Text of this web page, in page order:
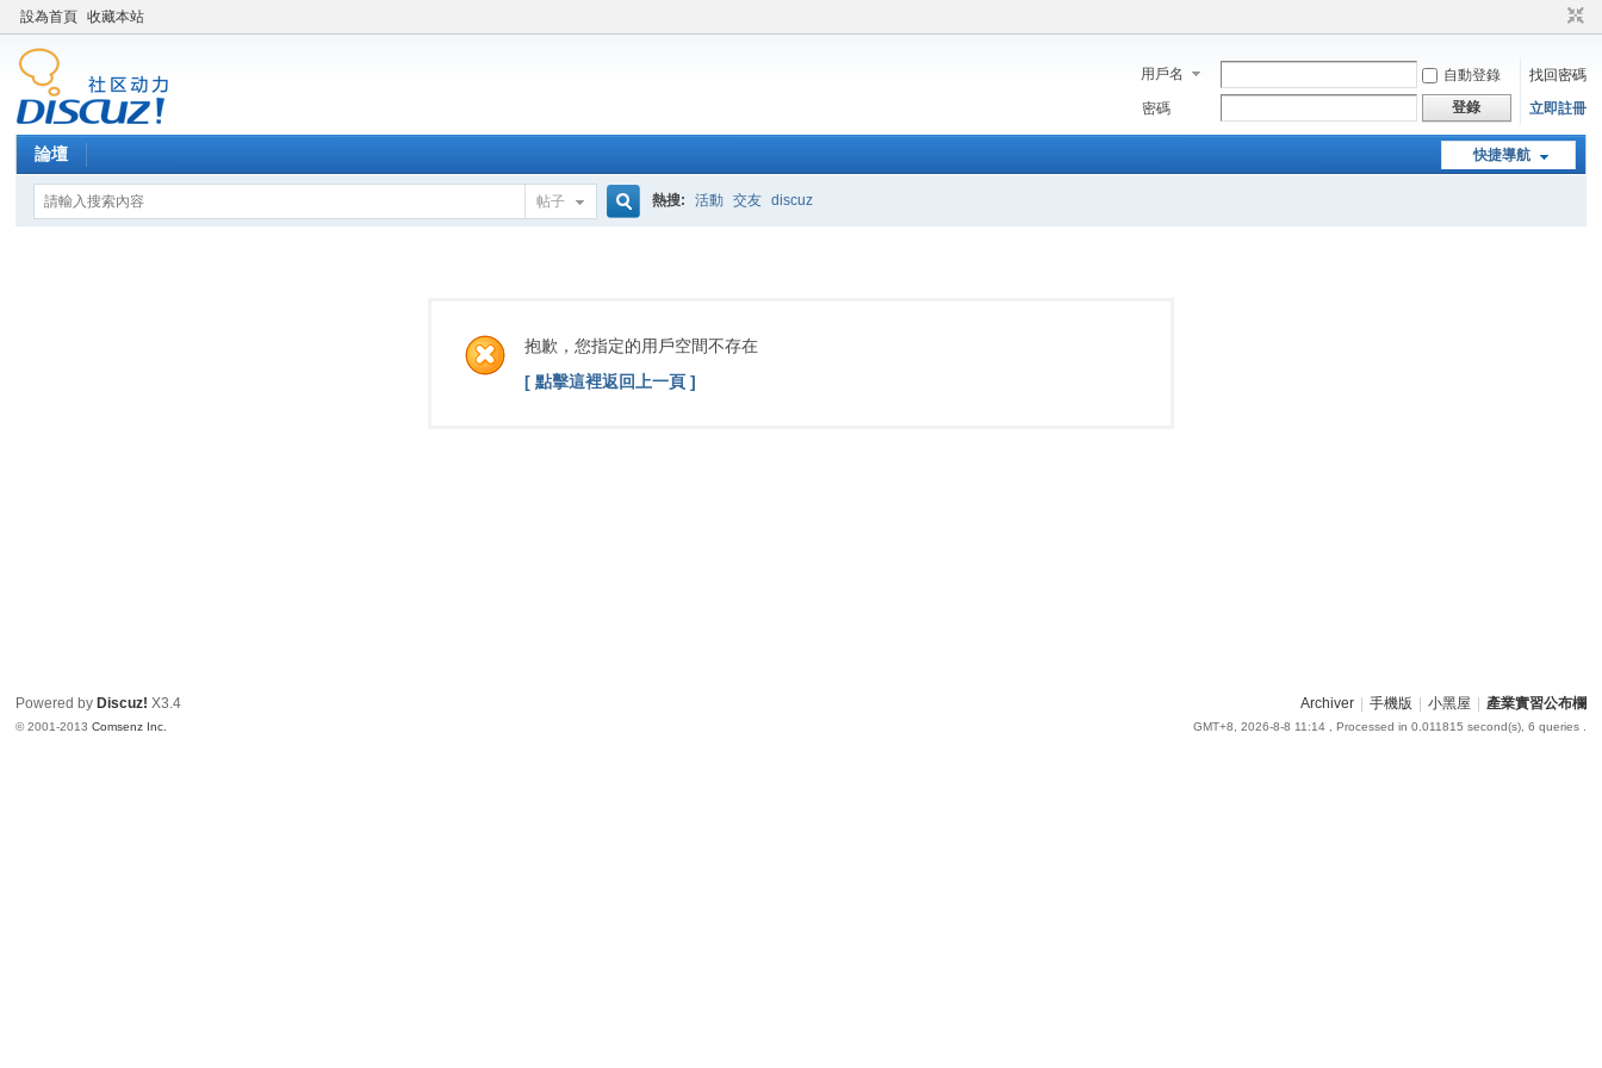
設為首頁 收藏本站
用戶名 自動登錄
找回密碼
密碼
登錄 立即註冊
快捷導航
論壇
帖子
索
熱搜: 活動 交友 discuz
抱歉，您指定的用戶空間不存在
[ 點擊這裡返回上一頁 ]
Archiver 手機版 小黑屋 產業實習公布欄
GMT+8, 2026-8-8 11:14, Processed in 0.011815 second(s), 6 queries .
Powered by Discuz! X3.4
© 2001-2013Comsenz Inc.